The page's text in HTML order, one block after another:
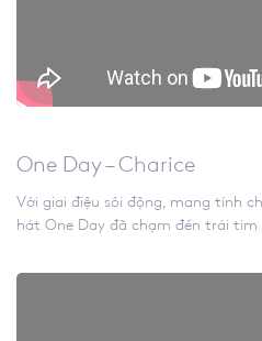
One Day – Charice
Với giai điệu sôi động, mang tính
hát One Day đã chạm đến trái tim